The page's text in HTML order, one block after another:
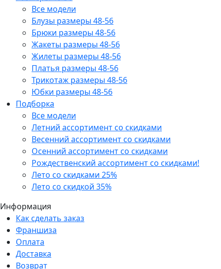
Все модели
Блузы размеры 48-56
Брюки размеры 48-56
Жакеты размеры 48-56
Жилеты размеры 48-56
Платья размеры 48-56
Трикотаж размеры 48-56
Юбки размеры 48-56
Подборка
Все модели
Летний ассортимент со скидками
Весенний ассортимент со скидками
Осенний ассортимент со скидками
Рождественский ассортимент со скидками!
Лето со скидками 25%
Лето со скидкой 35%
Информация
Как сделать заказ
Франшиза
Оплата
Доставка
Возврат